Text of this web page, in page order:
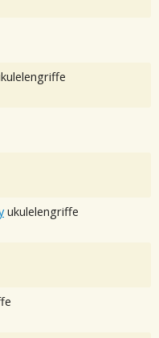
ukulelengriffe